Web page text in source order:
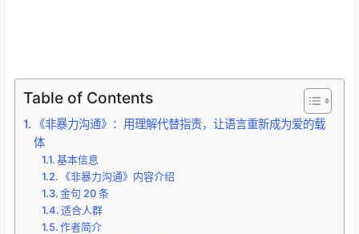
Table of Contents
《非暴力沟通》：用理解代替指责，让语言重新成为爱的载
体
基本信息
《非暴力沟通》内容介绍
金句 20 条
适合人群
作者简介